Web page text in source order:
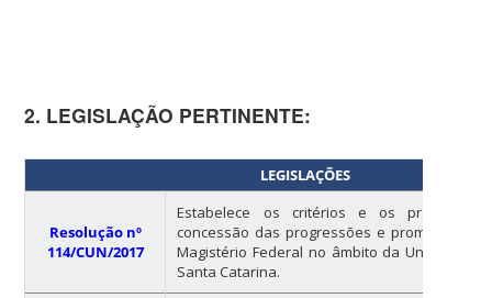
2. LEGISLAÇÃO PERTINENTE:
LEGISLAÇÕES
Resolução nº
114/CUN/2017
Estabelece os critérios e os
concessão das progressões e promoções
Magistério Federal no âmbito da
Santa Catarina.